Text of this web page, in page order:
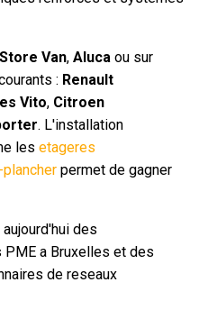
Store Van, Aluca ou sur
: Renault
Vito, Citroen
. L'installation
les etageres
permet de gagner
des
PME a Bruxelles et des
de reseaux